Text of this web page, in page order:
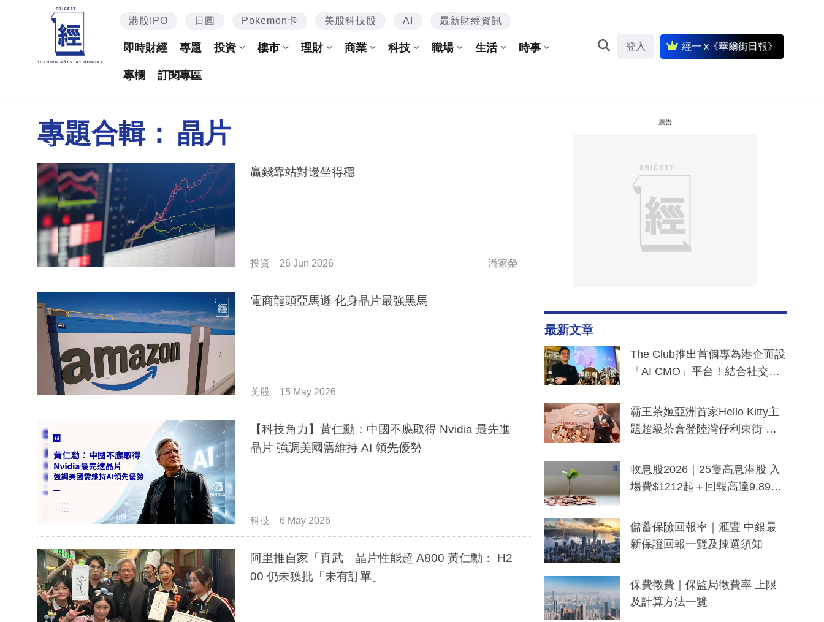
港股IPO 日圓 Pokemon卡 美股科技股 AI 最新財經資訊
即時財經 專題 投資 樓市 理財 商業 科技 職場 生活 時事
專欄 訂閱專區
登入 經一 x《華爾街日報》
專題合輯： 晶片
贏錢靠站對邊坐得穩
投資 26 Jun 2026 潘家榮
電商龍頭亞馬遜 化身晶片最強黑馬
美股 15 May 2026
【科技角力】黃仁勳：中國不應取得 Nvidia 最先進
晶片 強調美國需維持 AI 領先優勢
科技 6 May 2026
阿里推自家「真武」晶片性能超 A800 黃仁勳： H2
00 仍未獲批「未有訂單」
廣告
最新文章
The Club推出首個專為港企而設
「AI CMO」平台！結合社交聆
分鐘生成「貼地」宣傳短片
霸王茶姬亞洲首家Hello Kitty主
題超級茶倉登陸灣仔利東街 推
y及香港限定特調系列
收息股2026｜25隻高息港股 入
場費$1212起＋回報高達9.89
儲蓄保險回報率｜滙豐 中銀最
新保證回報一覽及揀選須知
保費徵費｜保監局徵費率 上限
及計算方法一覽